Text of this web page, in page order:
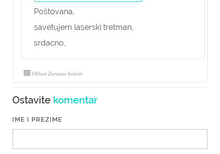
Poštovana,
savetujem laserski tretman,
srdacno,
Oblast Zarazne bolesti
Ostavite komentar
IME I PREZIME